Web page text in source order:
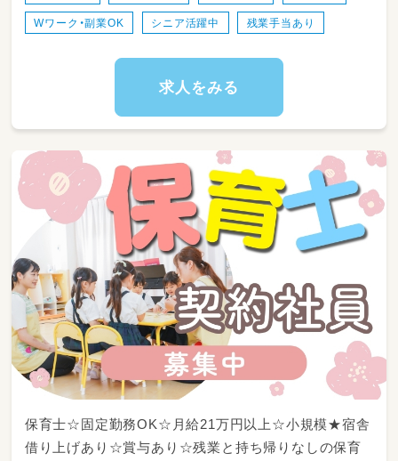
Wワーク・副業OK シニア活躍中 残業手当あり
求人をみる
保育士☆固定勤務OK☆月給21万円以上☆小規模★宿舎
借り上げあり☆賞与あり☆残業と持ち帰りなしの保育